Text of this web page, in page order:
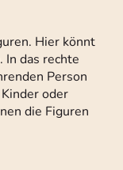
Hier könnt
das rechte
Person
oder
die Figuren